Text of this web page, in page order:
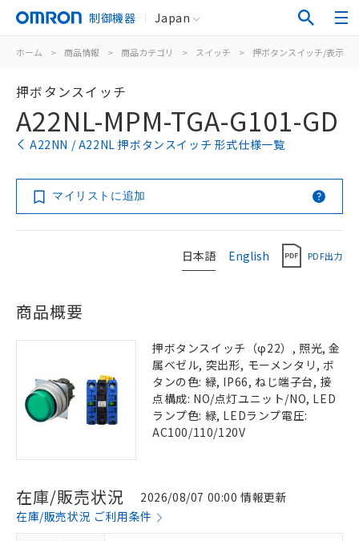
制御機器 Japan
ホーム > 商品情報 > 商品カテゴリ > スイッチ > 押ボタンスイッチ/表示灯
押ボタンスイッチ
A22NL-MPM-TGA-G101-GD
A22NN / A22NL 押ボタンスイッチ 形式仕様一覧
マイリストに追加
日本語 English PDF出力
商品概要
押ボタンスイッチ（φ22）, 照光, 金
属ベゼル, 突出形, モーメンタリ, ボ
タンの色: 緑, IP66, ねじ端子台, 接
点構成: NO/点灯ユニット/NO, LED
ランプ色: 緑, LEDランプ電圧:
AC100/110/120V
在庫/販売状況
2026/08/07 00:00 情報更新
在庫/販売状況 ご利用条件